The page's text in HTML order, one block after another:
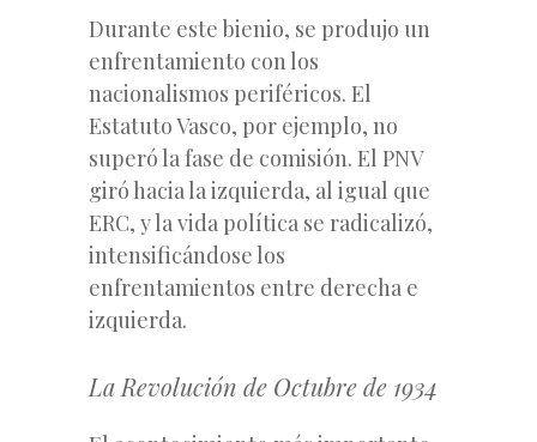
Durante este bienio, se produjo un
enfrentamiento con los
nacionalismos periféricos. El
Estatuto Vasco, por ejemplo, no
superó la fase de comisión. El PNV
giró hacia la izquierda, al igual que
ERC, y la vida política se radicalizó,
intensificándose los
enfrentamientos entre derecha e
izquierda.
La Revolución de Octubre de 1934